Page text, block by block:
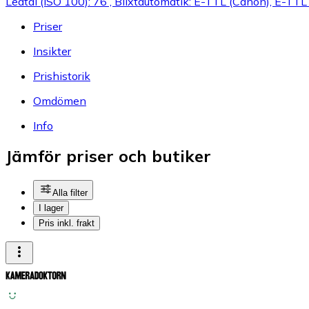
Priser
Insikter
Prishistorik
Omdömen
Info
Jämför priser och butiker
Alla filter
I lager
Pris inkl. frakt